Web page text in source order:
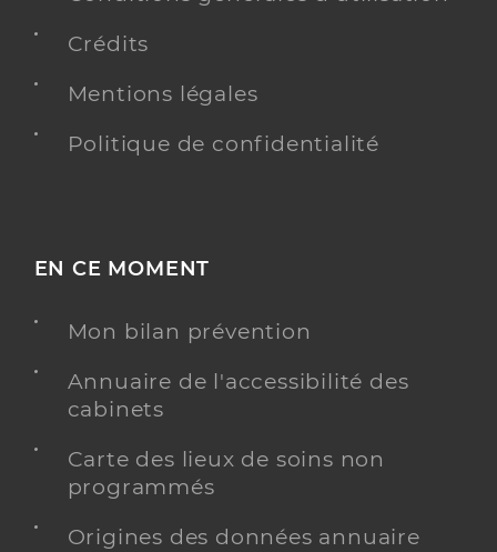
Crédits
Mentions légales
Politique de confidentialité
EN CE MOMENT
Mon bilan prévention
Annuaire de l'accessibilité des
cabinets
Carte des lieux de soins non
programmés
Origines des données annuaire